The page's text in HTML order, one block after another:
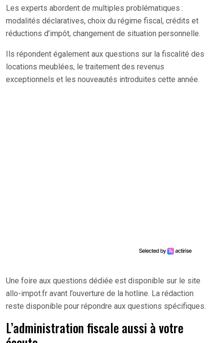
Les experts abordent de multiples problématiques :
modalités déclaratives, choix du régime fiscal, crédits et
réductions d’impôt, changement de situation personnelle.
Ils répondent également aux questions sur la fiscalité des
locations meublées, le traitement des revenus
exceptionnels et les nouveautés introduites cette année.
Une foire aux questions dédiée est disponible sur le site
allo-impot.fr avant l’ouverture de la hotline. La rédaction
reste disponible pour répondre aux questions spécifiques.
L’administration fiscale aussi à votre